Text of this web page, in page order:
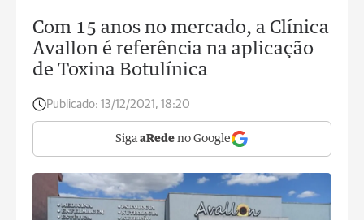
Com 15 anos no mercado, a Clínica
Avallon é referência na aplicação
de Toxina Botulínica
Publicado: 13/12/2021, 18:20
Siga aRede no Google